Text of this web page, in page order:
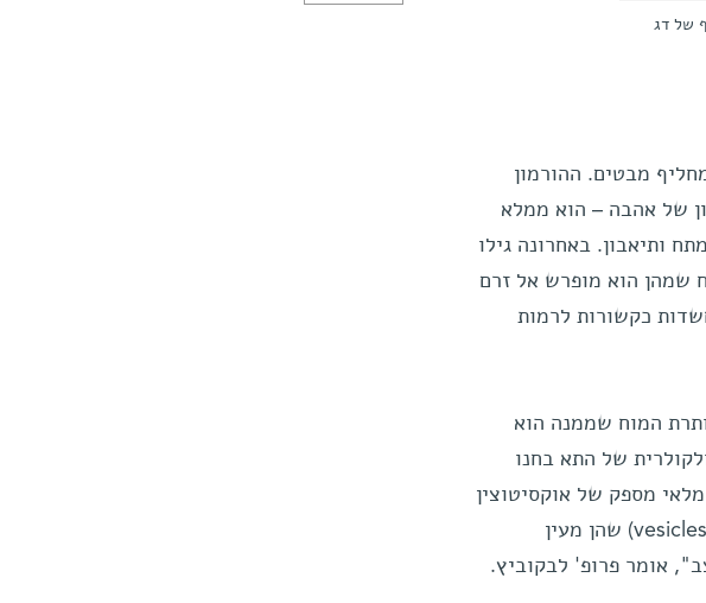
של דג
מבטים. ההורמון
של אהבה – הוא ממלא
ותיאבון. באחרונה גילו
שמהן הוא מופרש אל זרם
כקשורות לרמות
המוח שממנה הוא
של התא בחנו
מספק של אוקסיטוצין
באזורי הפרשת ההורמון. "בדג הזברה, כמו בבני-אדם, ההורמון ארוז בבועיות (vesicles) שהן מעין
אומר פרופ' לבקוביץ.